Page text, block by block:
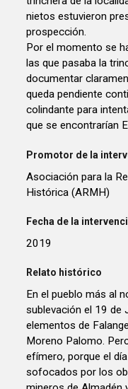
nietos estuvieron
prospección.
Por el momento se
las que pasaba la
documentar
queda pendiente
colindante para
que se encontrarían
Promotor de la
Asociación para la
Histórica (ARMH)
Fecha de la
2019
Relato histórico
En el pueblo más al
sublevación el 19 de
elementos de
Moreno Palomo.
efímero, porque el
sofocados por los